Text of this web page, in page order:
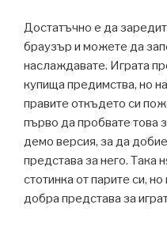
Достатъчно е да
браузър и можете да
наслаждавате. Играта
купища предимства, но
правите откъдето си
първо да пробвате това
демо версия, за да
представа за него. Така
стотинка от парите си,
добра представа за